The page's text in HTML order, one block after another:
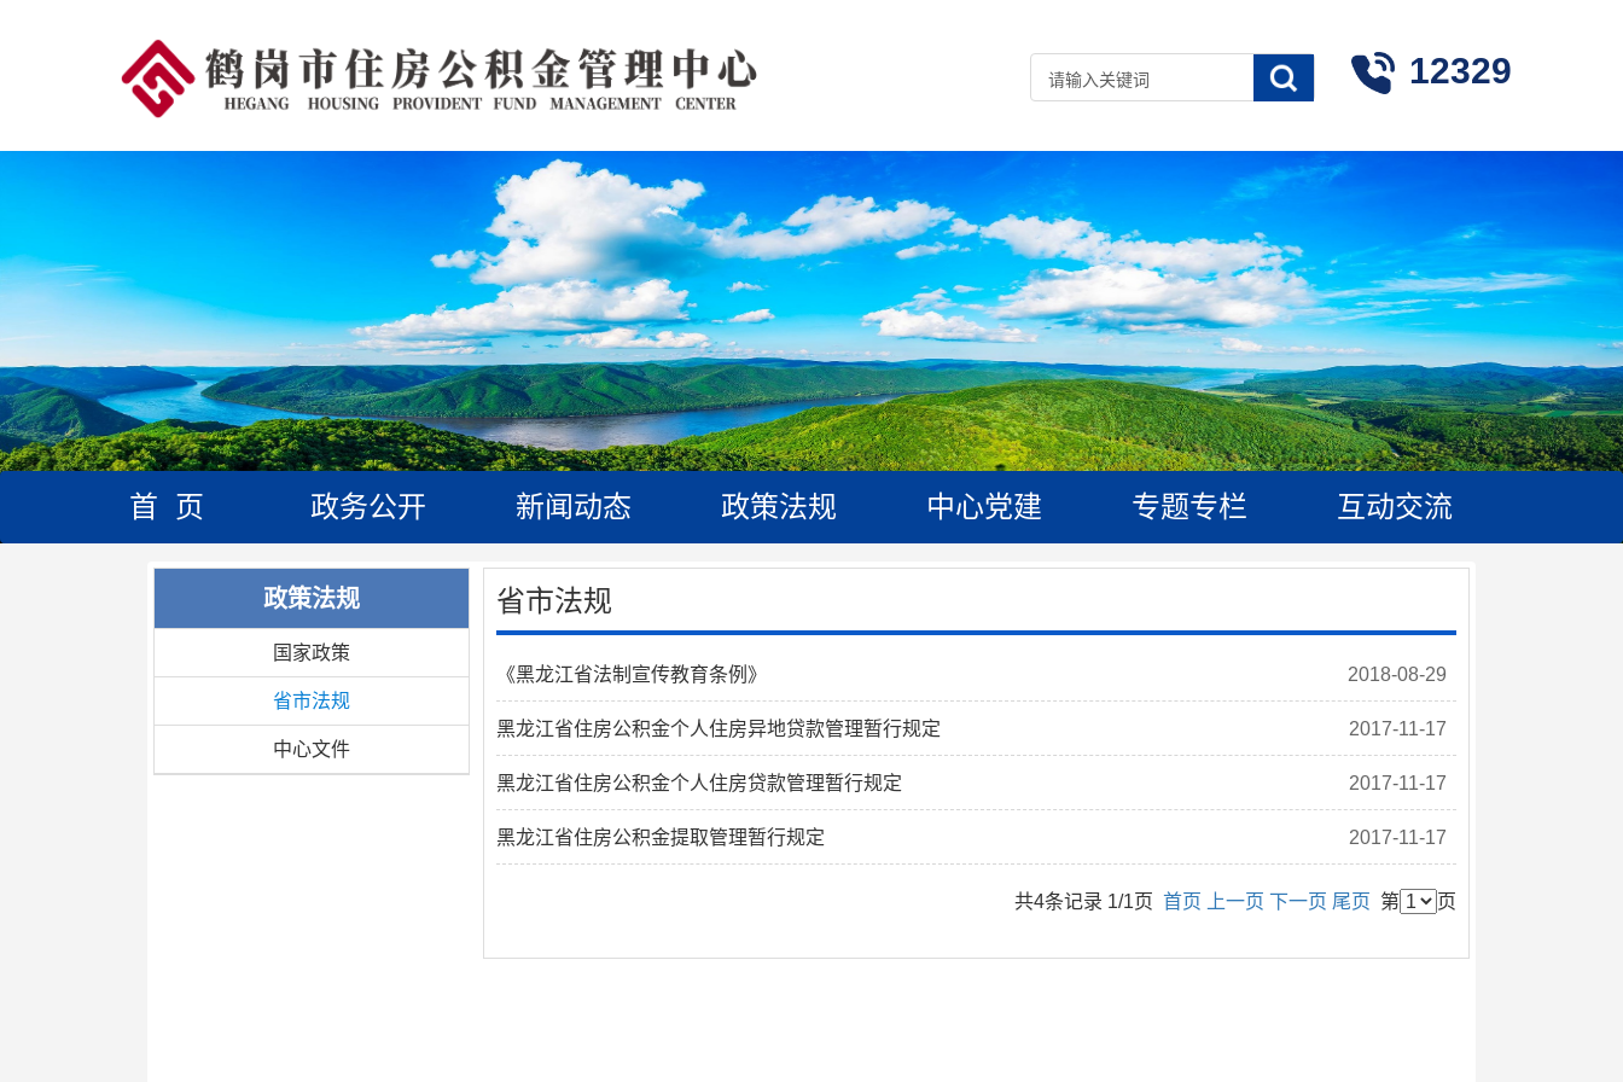
12329
首 页 政务公开 新闻动态 政策法规 中心党建 专题专栏 互动交流
政策法规
国家政策
省市法规
中心文件
省市法规
《黑龙江省法制宣传教育条例》 2018-08-29
黑龙江省住房公积金个人住房异地贷款管理暂行规定 2017-11-17
黑龙江省住房公积金个人住房贷款管理暂行规定 2017-11-17
黑龙江省住房公积金提取管理暂行规定 2017-11-17
共4条记录 1/1页 首页 上一页 下一页 尾页 第 页